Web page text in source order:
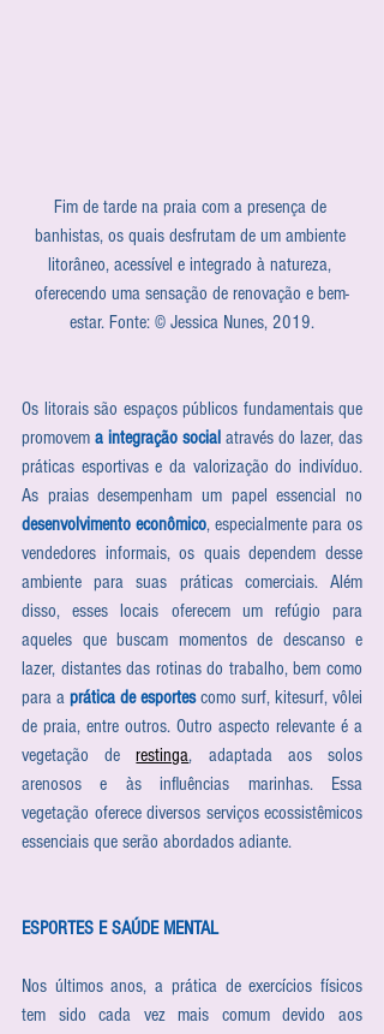
Fim de tarde na praia com a presença de
banhistas, os quais desfrutam de um ambiente
litorâneo, acessível e integrado à natureza,
oferecendo uma sensação de renovação e bem-
estar. Fonte: © Jessica Nunes, 2019.
Os litorais são espaços públicos fundamentais que
promovem a integração social através do lazer, das
práticas esportivas e da valorização do indivíduo.
desenvolvimento econômico, especialmente para os
vendedores informais, os quais dependem desse
ambiente para suas práticas comerciais. Além
disso, esses locais oferecem um refúgio para
aqueles que buscam momentos de descanso e
lazer, distantes das rotinas do trabalho, bem como
para a prática de esportes como surf, kitesurf, vôlei
de praia, entre outros. Outro aspecto relevante é a
vegetação de restinga, adaptada aos solos
arenosos e às influências marinhas. Essa
vegetação oferece diversos serviços ecossistêmicos
essenciais que serão abordados adiante.
ESPORTES E SAÚDE MENTAL
Nos últimos anos, a prática de exercícios físicos
tem sido cada vez mais comum devido aos